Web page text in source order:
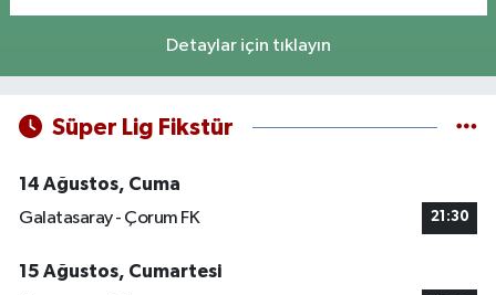
Detaylar için tıklayın
Süper Lig Fikstür
14 Ağustos, Cuma
Galatasaray - Çorum FK
21:30
15 Ağustos, Cumartesi